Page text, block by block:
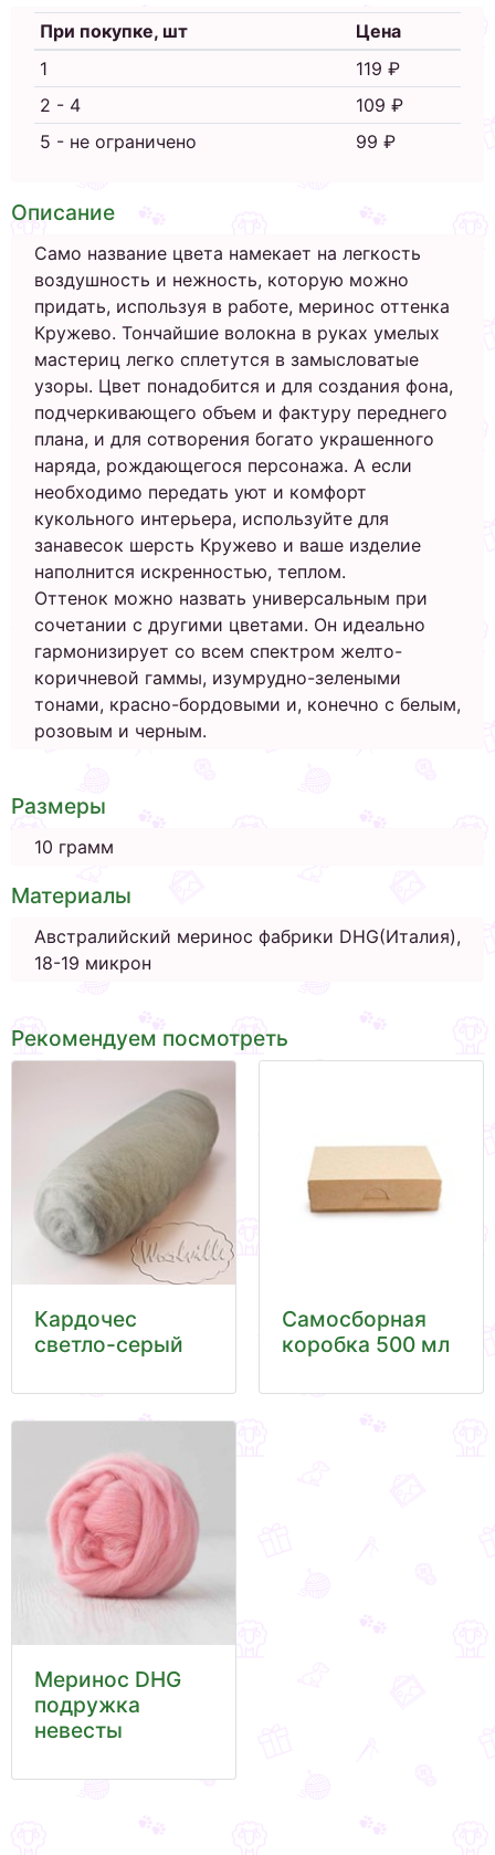
При покупке, шт
Цена
1
119 ₽
2 - 4
109 ₽
5 - не ограничено
99 ₽
Описание
Само название цвета намекает на легкость
воздушность и нежность, которую можно
придать, используя в работе, меринос оттенка
Кружево. Тончайшие волокна в руках умелых
мастериц легко сплетутся в замысловатые
узоры. Цвет понадобится и для создания фона,
подчеркивающего объем и фактуру переднего
плана, и для сотворения богато украшенного
наряда, рождающегося персонажа. А если
необходимо передать уют и комфорт
кукольного интерьера, используйте для
занавесок шерсть Кружево и ваше изделие
наполнится искренностью, теплом.
Оттенок можно назвать универсальным при
сочетании с другими цветами. Он идеально
гармонизирует со всем спектром желто-
коричневой гаммы, изумрудно-зелеными
тонами, красно-бордовыми и, конечно с белым,
розовым и черным.
Размеры
10 грамм
Материалы
Австралийский меринос фабрики DHG(Италия),
18-19 микрон
Рекомендуем посмотреть
Кардочес
светло-серый
Самосборная
коробка 500 мл
Меринос DHG
подружка
невесты